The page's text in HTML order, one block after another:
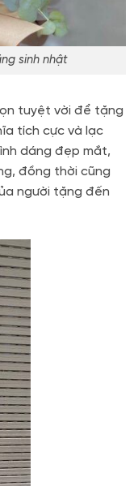
sinh nhật
tuyệt vời để tặng
tích cực và lạc
dáng đẹp mắt,
đồng thời cũng
người tặng đến